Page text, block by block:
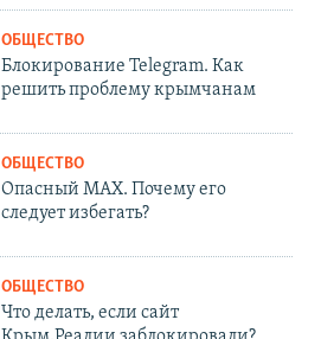
ОБЩЕСТВО
Блокирование Telegram. Как
решить проблему крымчанам
ОБЩЕСТВО
Опасный MAX. Почему его
следует избегать?
ОБЩЕСТВО
Что делать, если сайт